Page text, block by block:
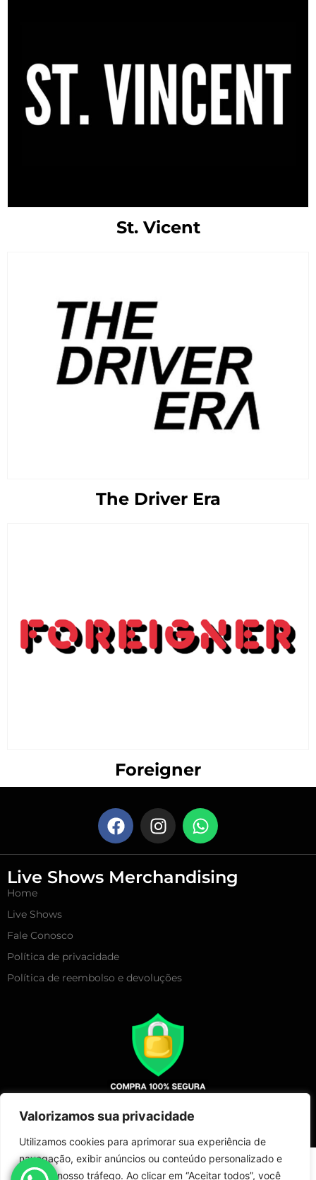
Valorizamos sua privacidade
Utilizamos cookies para aprimorar sua experiência de
navegação, exibir anúncios ou conteúdo personalizado e
analisar nosso tráfego. Ao clicar em “Aceitar todos”, você
St. Vicent
The Driver Era
Foreigner
Live Shows Merchandising
Home
Live Shows
Fale Conosco
Política de privacidade
Política de reembolso e devoluções
Copyright 2025 – Live Show Merchandising | Todos Direitos
Reservados!